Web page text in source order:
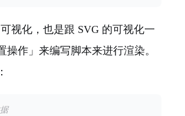
视化，也是跟 SVG 的可视化一
操作」来编写脚本来进行渲染。